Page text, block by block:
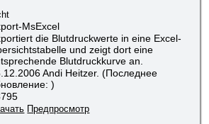
MsExcel
die Blutdruckwerte in eine Excel-
und zeigt dort eine
Blutdruckkurve an.
Andi Heitzer. (Последнее
)
Предпросмотр